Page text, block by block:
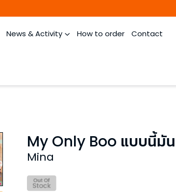
News & Activity How to order Contact
My Only Boo แบบนี้มั
Mina